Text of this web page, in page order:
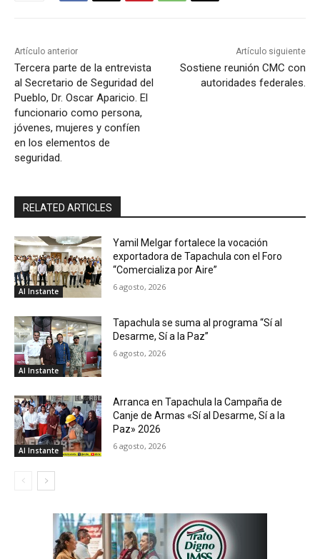
Artículo anterior
Tercera parte de la entrevista
al Secretario de Seguridad del
Pueblo, Dr. Oscar Aparicio. El
funcionario como persona,
jóvenes, mujeres y confíen
en los elementos de
seguridad.
Artículo siguiente
Sostiene reunión CMC con
autoridades federales.
RELATED ARTICLES
Al Instante
Yamil Melgar fortalece la vocación
exportadora de Tapachula con el Foro
“Comercializa por Aire”
6 agosto, 2026
Al Instante
Tapachula se suma al programa “Sí al
Desarme, Sí a la Paz”
6 agosto, 2026
Al Instante
Arranca en Tapachula la Campaña de
Canje de Armas «Sí al Desarme, Sí a la
Paz» 2026
6 agosto, 2026